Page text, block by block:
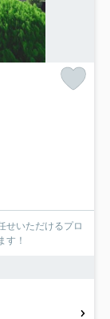
せいただけるプロ
す！